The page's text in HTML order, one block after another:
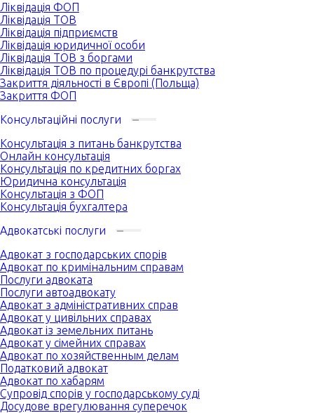
Ліквідація ФОП
Ліквідація ТОВ
Ліквідація підприємств
Ліквідація юридичної особи
Ліквідація ТОВ з боргами
Ліквідація ТОВ по процедурі банкрутства
Закриття діяльності в Європі (Польща)
Закриття ФОП
Консультаційні послуги
Консультація з питань банкрутства
Онлайн консультація
Консультація по кредитних боргах
Юридична консультація
Консультація з ФОП
Консультація бухгалтера
Адвокатські послуги
Адвокат з господарських спорів
Адвокат по кримінальним справам
Послуги адвоката
Послуги автоадвокату
Адвокат з адміністративних справ
Адвокат у цивільних справах
Адвокат із земельних питань
Адвокат у сімейних справах
Адвокат по хозяйственным делам
Податковий адвокат
Адвокат по хабарям
Супровід спорів у господарському суді
Досудове врегулювання суперечок